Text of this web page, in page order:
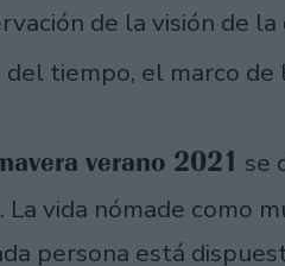
de la visión de
del tiempo, el marco de
verano 2021 se
La vida nómade como
persona está